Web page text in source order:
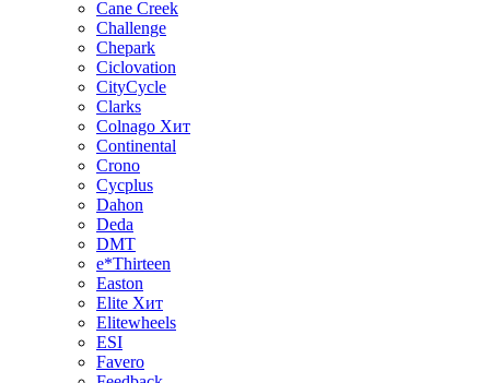
Cane Creek
Challenge
Chepark
Ciclovation
CityCycle
Clarks
Colnago Хит
Continental
Crono
Cycplus
Dahon
Deda
DMT
e*Thirteen
Easton
Elite Хит
Elitewheels
ESI
Favero